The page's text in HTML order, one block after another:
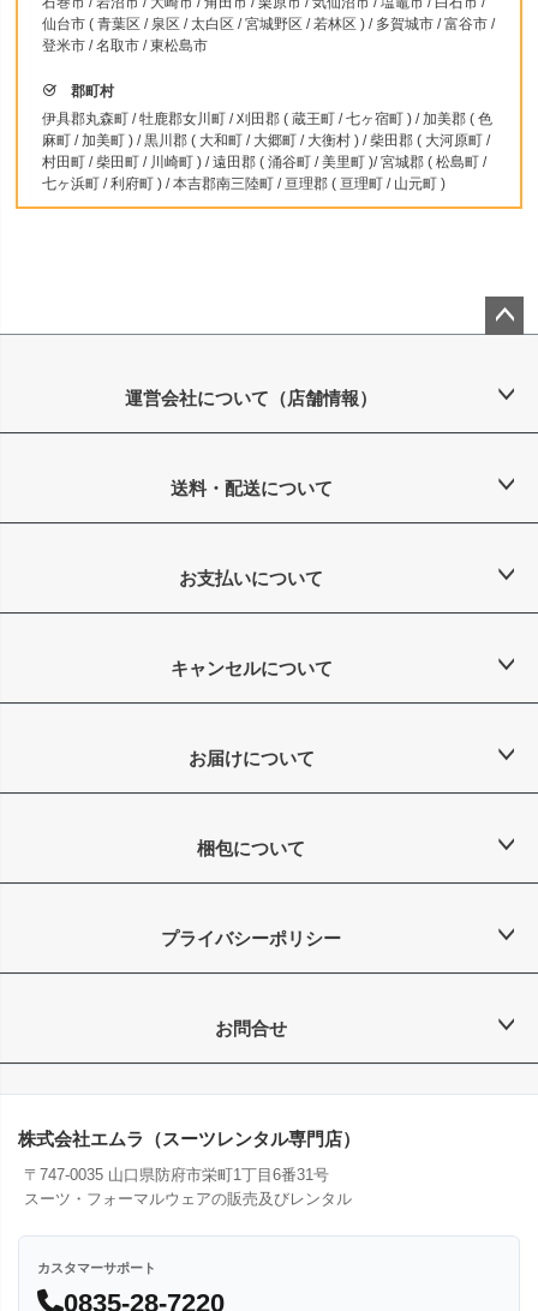
仙台市 ( 青葉区 / 泉区 / 太白区 / 宮城野区 / 若林区 ) / 多賀城市 / 富谷市 /
登米市 / 名取市 / 東松島市
郡町村
伊具郡丸森町 / 牡鹿郡女川町 / 刈田郡 ( 蔵王町 / 七ヶ宿町 ) / 加美郡 ( 色
麻町 / 加美町 ) / 黒川郡 ( 大和町 / 大郷町 / 大衡村 ) / 柴田郡 ( 大河原町 /
村田町 / 柴田町 / 川崎町 ) / 遠田郡 ( 涌谷町 / 美里町 )/ 宮城郡 ( 松島町 /
七ヶ浜町 / 利府町 ) / 本吉郡南三陸町 / 亘理郡 ( 亘理町 / 山元町 )
ップ
運営会社について（店舗情報）
送料・配送について
お支払いについて
キャンセルについて
お届けについて
梱包について
プライバシーポリシー
お問合せ
株式会社エムラ（スーツレンタル専門店）
〒747-0035 山口県防府市栄町1丁目6番31号
スーツ・フォーマルウェアの販売及びレンタル
カスタマーサポート
0835-28-7220